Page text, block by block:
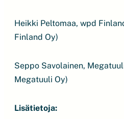
Heikki Peltomaa, wpd
Finland Oy)
Seppo Savolainen,
Megatuuli Oy)
Lisätietoja: